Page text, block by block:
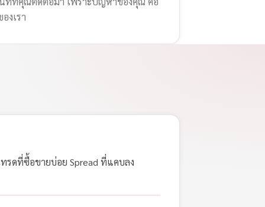
งเรา
รดที่ซื้อขายบ่อย Spread ที่แคบลง